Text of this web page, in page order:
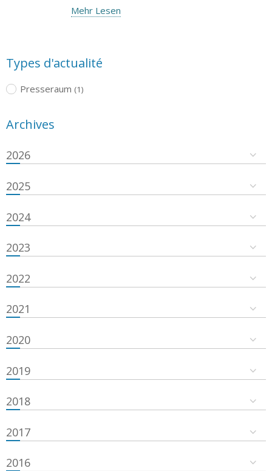
Mehr Lesen
Types d'actualité
Presseraum (1)
Archives
2026
2025
2024
2023
2022
2021
2020
2019
2018
2017
2016